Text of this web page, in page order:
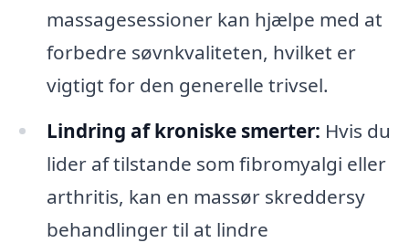
massagesessioner kan hjælpe med at
forbedre søvnkvaliteten, hvilket er
vigtigt for den generelle trivsel.
Lindring af kroniske smerter: Hvis du
lider af tilstande som fibromyalgi eller
arthritis, kan en massør skreddersy
behandlinger til at lindre